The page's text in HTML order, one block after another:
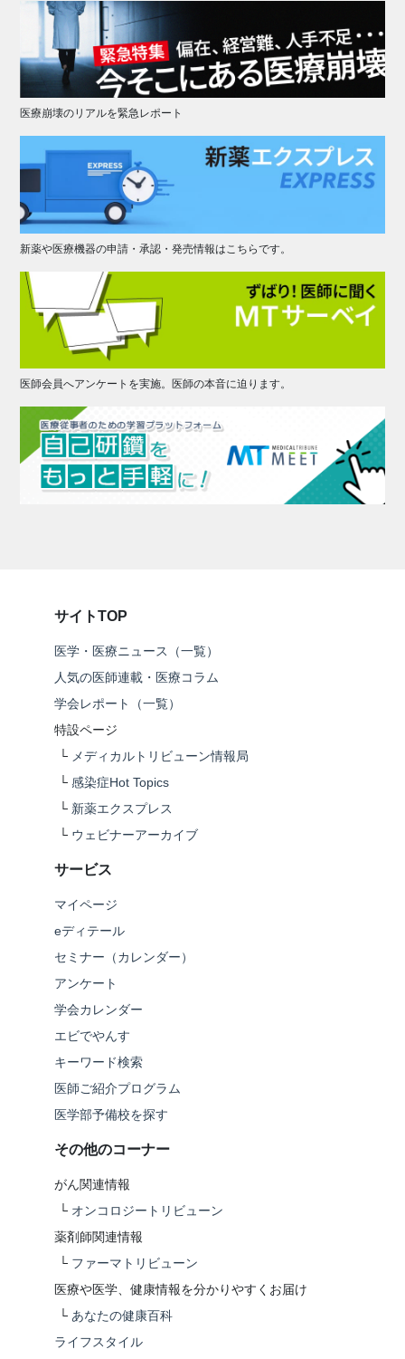
医療崩壊のリアルを緊急レポート
新薬や医療機器の申請・承認・発売情報はこちらです。
医師会員へアンケートを実施。医師の本音に迫ります。
サイトTOP
医学・医療ニュース（一覧）
人気の医師連載・医療コラム
学会レポート（一覧）
特設ページ
└ メディカルトリビューン情報局
└ 感染症Hot Topics
└ 新薬エクスプレス
└ ウェビナーアーカイブ
サービス
マイページ
eディテール
セミナー（カレンダー）
アンケート
学会カレンダー
エビでやんす
キーワード検索
医師ご紹介プログラム
医学部予備校を探す
その他のコーナー
がん関連情報
└ オンコロジートリビューン
薬剤師関連情報
└ ファーマトリビューン
医療や医学、健康情報を分かりやすくお届け
└ あなたの健康百科
ライフスタイル